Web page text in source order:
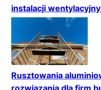
instalacji
Rusztowania
rozwiązania dla firm